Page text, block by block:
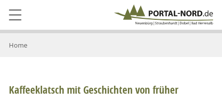
Home
Kaffeeklatsch mit Geschichten von früher